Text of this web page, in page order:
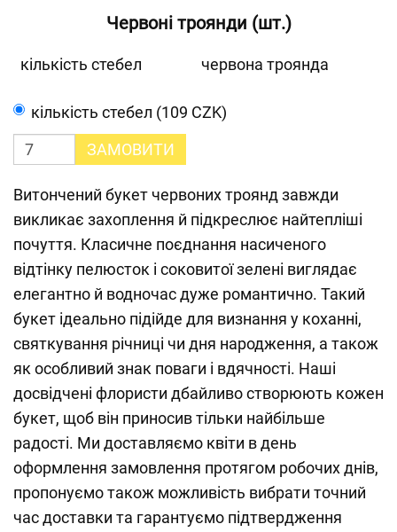
Червоні троянди (шт.)
кількість стебел червона троянда
кількість стебел (109 CZK)
ЗАМОВИТИ
Витончений букет червоних троянд завжди
викликає захоплення й підкреслює найтепліші
почуття. Класичне поєднання насиченого
відтінку пелюсток і соковитої зелені виглядає
елегантно й водночас дуже романтично. Такий
букет ідеально підійде для визнання у коханні,
святкування річниці чи дня народження, а також
як особливий знак поваги і вдячності. Наші
досвідчені флористи дбайливо створюють кожен
букет, щоб він приносив тільки найбільше
радості. Ми доставляємо квіти в день
оформлення замовлення протягом робочих днів,
пропонуємо також можливість вибрати точний
час доставки та гарантуємо підтвердження